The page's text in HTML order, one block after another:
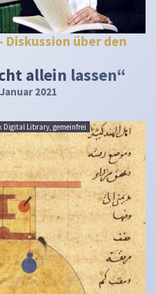
über den
allein lassen“
2021
Digital Library, gemeinfrei